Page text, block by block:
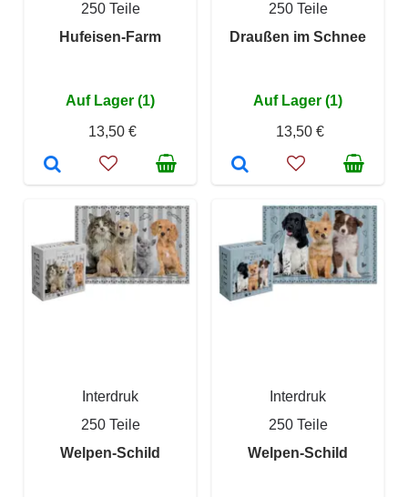
250 Teile
Hufeisen-Farm
Auf Lager (1)
13,50 €
250 Teile
Draußen im Schnee
Auf Lager (1)
13,50 €
Interdruk
250 Teile
Welpen-Schild
Interdruk
250 Teile
Welpen-Schild